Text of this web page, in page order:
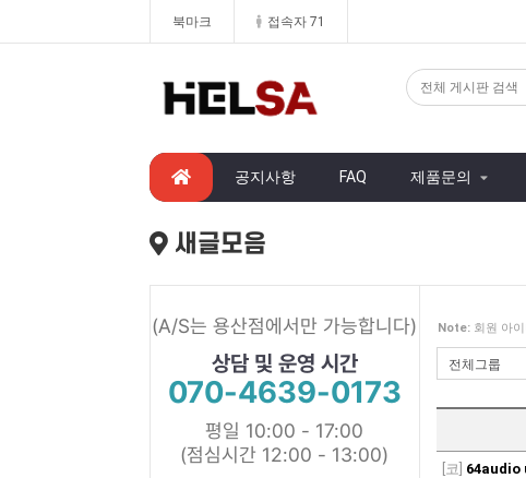
북마크 접속자 71
공지사항 FAQ 제품문의
새글모음
(A/S는 용산점에서만 가능합니다)
상담 및 운영 시간
070-4639-0173
평일 10:00 - 17:00
(점심시간 12:00 - 13:00)
Note:회원 아이
[코] 64audio